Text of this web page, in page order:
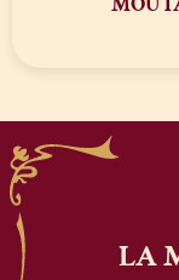
LA